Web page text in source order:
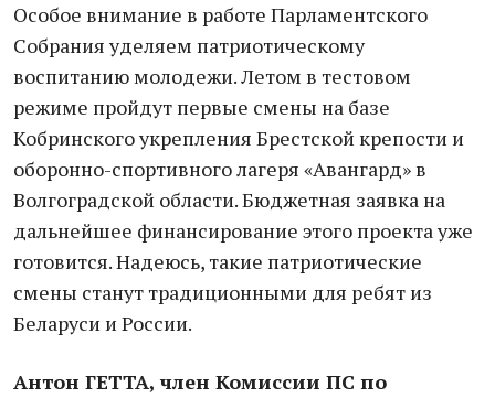
Особое внимание в работе Парламентского
Собрания уделяем патриотическому
воспитанию молодежи. Летом в тестовом
режиме пройдут первые смены на базе
Кобринского укрепления Брестской крепости и
оборонно-спортивного лагеря «Авангард» в
Волгоградской области. Бюджетная заявка на
дальнейшее финансирование этого проекта уже
готовится. Надеюсь, такие патриотические
смены станут традиционными для ребят из
Беларуси и России.
Антон ГЕТТА, член Комиссии ПС по